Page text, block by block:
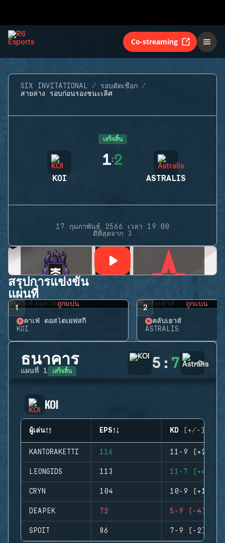
Co-streaming
SIX INVITATIONAL
รอบตัดเชือก
สายล่าง รอบก่อนรองชนะเลิศ
เสร็จสิ้น
KOI
1:2
ASTRALIS
17 กุมภาพันธ์ 2566 เวลา 19:00
ดีที่สุดจาก 3
สรุปการแข่งขัน
แผนที่
1 ถูกแบน
คาเฟ่ ดอสโตเยฟสกี้
KOI
2 ถูกแบน
คลับเฮาส์
ASTRALIS
ธนาคาร
แผนที่ 1 เสร็จสิ้น 5 : 7
KOI
ผู้เล่น EPS KD (+/-)
KANTORAKETTI 116 11-9 (+2)
LEONGIDS 113 11-7 (+4)
CRYN 104 10-9 (+1)
DEAPEK 72 5-9 (-4)
SPOIT 86 7-9 (-2)